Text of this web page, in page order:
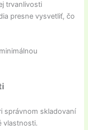
trvanlivosti
presne vysvetliť, čo
správnom skladovaní
vlastnosti.